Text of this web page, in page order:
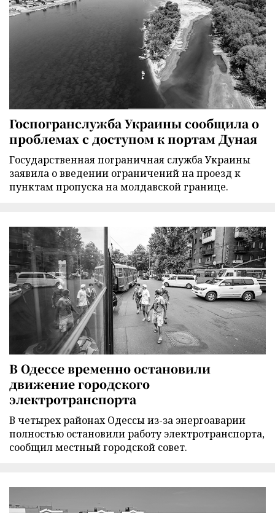
Госпогранслужба Украины сообщила о
проблемах с доступом к портам Дуная
Государственная пограничная служба Украины
заявила о введении ограничений на проезд к
пунктам пропуска на молдавской границе.
В Одессе временно остановили
движение городского
электротранспорта
В четырех районах Одессы из-за энергоаварии
полностью остановили работу электротранспорта,
сообщил местный городской совет.